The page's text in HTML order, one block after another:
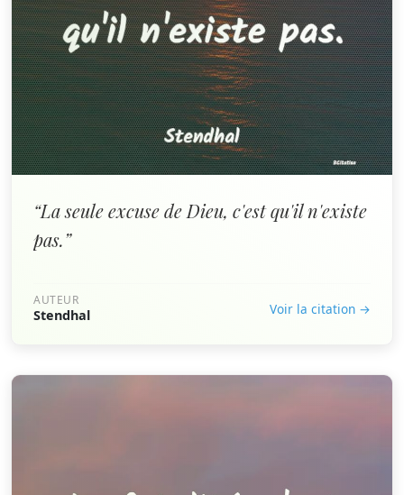
“La seule excuse de Dieu, c'est qu'il n'existe
pas.”
AUTEUR
Stendhal Voir la citation →